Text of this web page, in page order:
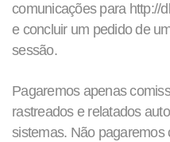
comunicações para http://
e concluir um pedido de
sessão.
Pagaremos apenas
rastreados e relatados
sistemas. Não pagaremos